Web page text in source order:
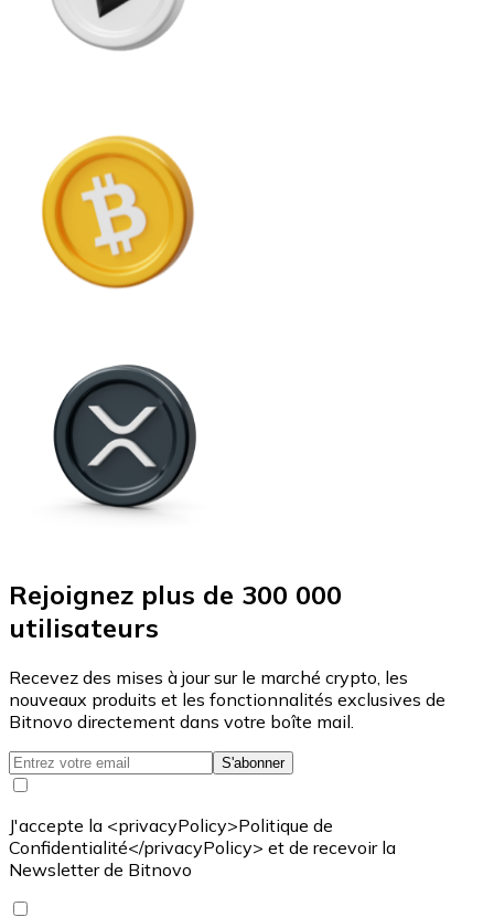
Rejoignez plus de 300 000
utilisateurs
Recevez des mises à jour sur le marché crypto, les
nouveaux produits et les fonctionnalités exclusives de
Bitnovo directement dans votre boîte mail.
S'abonner
J'accepte la <privacyPolicy>Politique de
Confidentialité</privacyPolicy> et de recevoir la
Newsletter de Bitnovo